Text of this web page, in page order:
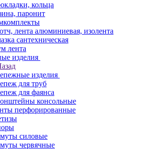
кольца
паронит
лента алюминиевая, изолента
сантехническая
лента
изделия
изделия
для труб
для фаянса
консольные
перфорированные
силовые
червячные